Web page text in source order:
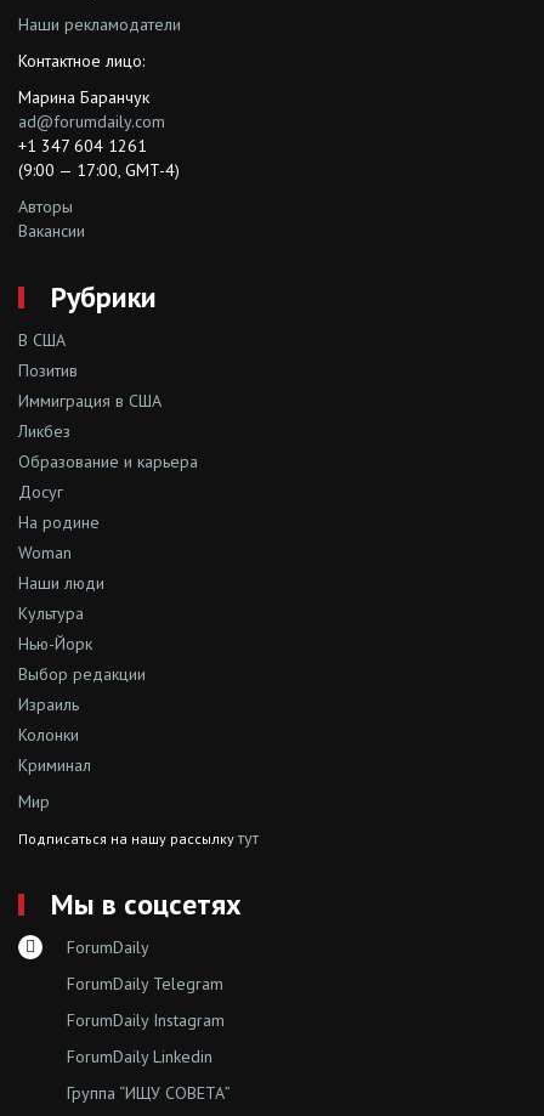
Наши рекламодатели
Контактное лицо:
Марина Баранчук
ad@forumdaily.com
+1 347 604 1261
(9:00 — 17:00, GMT-4)
Авторы
Вакансии
Рубрики
В США
Позитив
Иммиграция в США
Ликбез
Образование и карьера
Досуг
На родине
Woman
Наши люди
Культура
Нью-Йорк
Выбор редакции
Израиль
Колонки
Криминал
Мир
Подписаться на нашу рассылкутут
Мы в соцсетях
ForumDaily
ForumDaily Telegram
ForumDaily Instagram
ForumDaily Linkedin
Группа “ИЩУ СОВЕТА”